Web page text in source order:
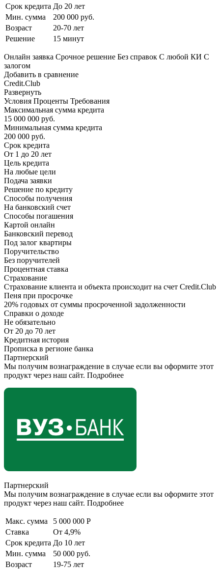
Срок кредита До 20 лет
Мин. сумма
200 000 руб.
Возраст
20-70 лет
Решение
15 минут
Онлайн заявка Срочное решение Без справок С любой КИ С
залогом
Добавить в сравнение
Credit.Club
Развернуть
Условия Проценты Требования
Максимальная сумма кредита
15 000 000 руб.
Минимальная сумма кредита
200 000 руб.
Срок кредита
От 1 до 20 лет
Цель кредита
На любые цели
Подача заявки
Решение по кредиту
Способы получения
На банковский счет
Способы погашения
Картой онлайн
Банковский перевод
Под залог квартиры
Поручительство
Без поручителей
Процентная ставка
Страхование
Страхование клиента и объекта происходит на счет Credit.Club
Пеня при просрочке
20% годовых от суммы просроченной задолженности
Справки о доходе
Не обязательно
От 20 до 70 лет
Кредитная история
Прописка в регионе банка
Партнерский
Мы получим вознаграждение в случае если вы оформите этот
продукт через наш сайт. Подробнее
Партнерский
Мы получим вознаграждение в случае если вы оформите этот
продукт через наш сайт. Подробнее
Макс. сумма
5 000 000 Р
Ставка
От 4,9%
Срок кредита До 10 лет
Мин. сумма
50 000 руб.
Возраст
19-75 лет